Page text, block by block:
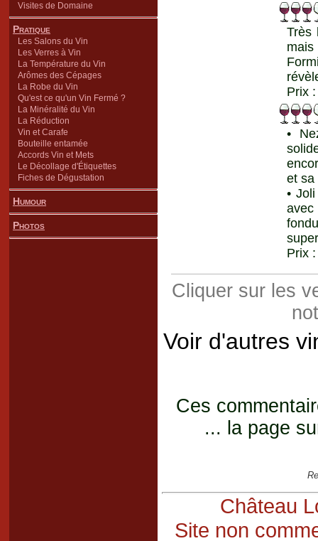
Visites de Domaine
Pratique
Les Salons du Vin
Les Verres à Vin
La Température du Vin
Arômes des Cépages
La Robe du Vin
Qu'est ce qu'un Vin Fermé ?
La Minéralité du Vin
La Réduction
Vin et Carafe
Bouteille entamée
Accords Vin et Mets
Le Décollage d'Étiquettes
Fiches de Dégustation
Humour
Photos
Très
mais
Prix
•
et sa
•
Prix
Cliquer sur les
Voir d'autres
Ces
... la page
Château
Site non